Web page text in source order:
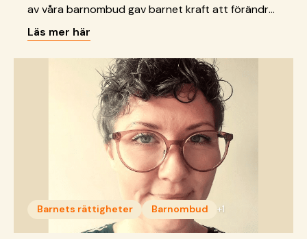
av våra barnombud gav barnet kraft att förändra
sin framtid.
Läs mer här
Barnets rättigheter Barnombud +1